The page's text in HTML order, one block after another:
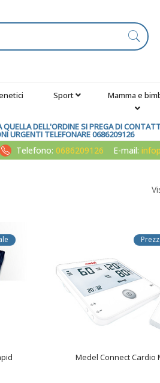
Sport Mamma e
DELL'ORDINE SI PREGA DI
URGENTI TELEFONARE 0686209126
Telefono:0686209126 E-mail:
Medel Connect Cardio